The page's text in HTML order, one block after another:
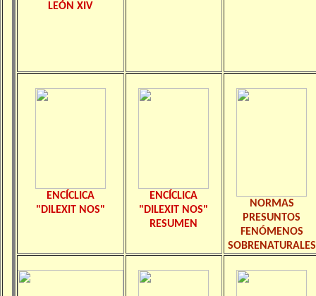
LEÓN XIV
ENCÍCLICA
"DILEXIT NOS"
ENCÍCLICA
"DILEXIT NOS"
RESUMEN
NORMAS
PRESUNTOS
FENÓMENOS
SOBRENATURALES